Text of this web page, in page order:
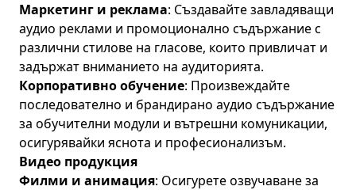
Маркетинг и реклама: Създавайте завладяващи
аудио реклами и промоционално съдържание с
различни стилове на гласове, които привличат и
задържат вниманието на аудиторията.
Корпоративно обучение: Произвеждайте
последователно и брандирано аудио съдържание
за обучителни модули и вътрешни комуникации,
осигурявайки яснота и професионализъм.
Видео продукция
Филми и анимация: Осигурете озвучаване за